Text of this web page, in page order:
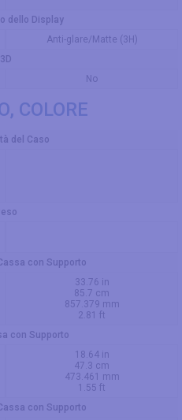
dello Display
Anti-glare/Matte (3H)
3D
No
COLORE
del Caso
con Supporto
33.76 in
85.7 cm
857.379 mm
2.81 ft
con Supporto
18.64 in
47.3 cm
473.461 mm
1.55 ft
con Supporto